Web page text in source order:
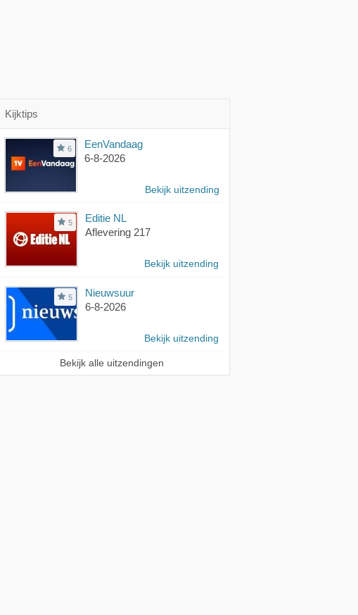
Kijktips
6
EenVandaag
6-8-2026
Bekijk uitzending
5
Editie NL
Aflevering 217
Bekijk uitzending
5
Nieuwsuur
6-8-2026
Bekijk uitzending
Bekijk alle uitzendingen